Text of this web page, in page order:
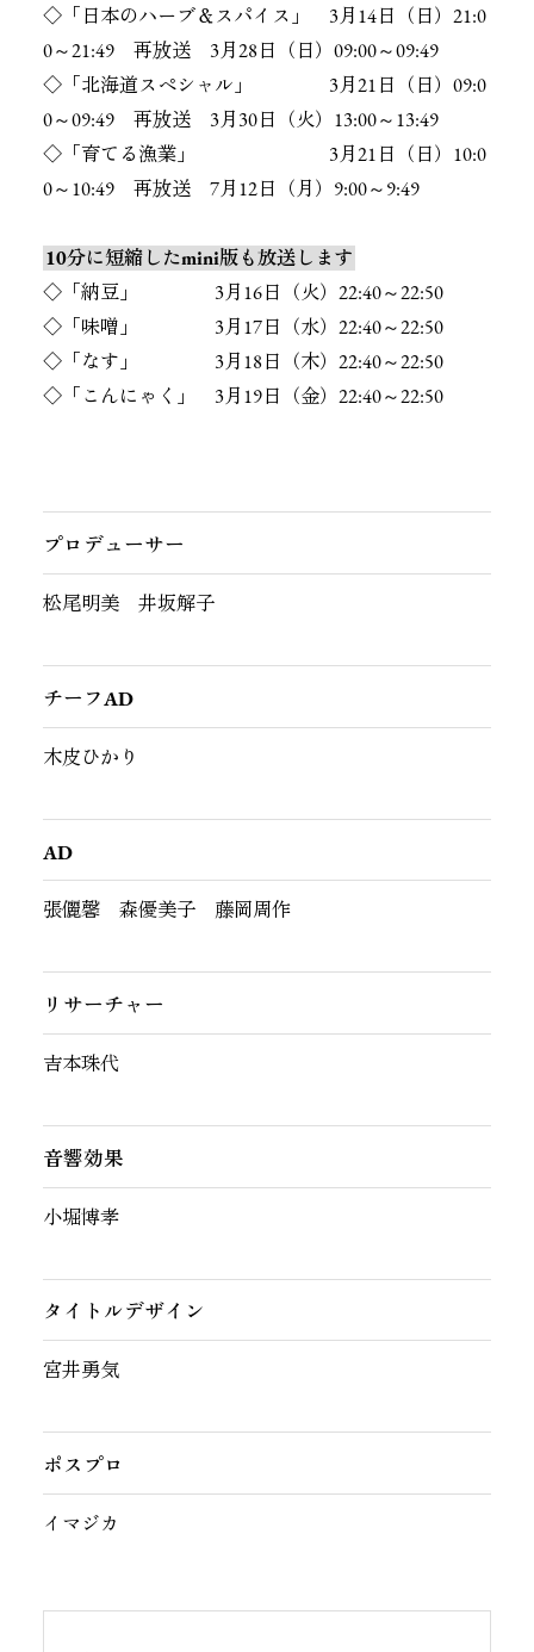
◇「日本のハーブ＆スパイス」 3月14日（日）21:0
0～21:49 再放送 3月28日（日）09:00～09:49
◇「北海道スペシャル」 3月21日（日）09:0
0～09:49 再放送 3月30日（火）13:00～13:49
◇「育てる漁業」 3月21日（日）10:0
0～10:49 再放送 7月12日（月）9:00～9:49
10分に短縮したmini版も放送します
◇「納豆」 3月16日（火）22:40～22:50
◇「味噌」 3月17日（水）22:40～22:50
◇「なす」 3月18日（木）22:40～22:50
◇「こんにゃく」 3月19日（金）22:40～22:50
プロデューサー
松尾明美 井坂解子
チーフAD
木皮ひかり
AD
張儷馨 森優美子 藤岡周作
リサーチャー
吉本珠代
音響効果
小堀博孝
タイトルデザイン
宮井勇気
ポスプロ
イマジカ